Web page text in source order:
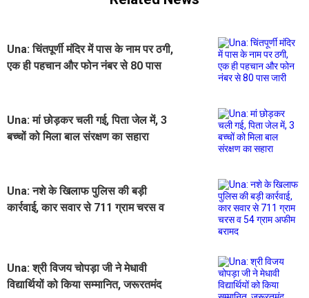
Una: चिंतपूर्णी मंदिर में पास के नाम पर ठगी,
एक ही पहचान और फोन नंबर से 80 पास
Una: मां छोड़कर चली गई, पिता जेल में, 3
बच्चों को मिला बाल संरक्षण का सहारा
Una: नशे के ​खिलाफ पुलिस की बड़ी
कार्रवाई, कार सवार से 711 ग्राम चरस व
​Una: श्री विजय चोपड़ा जी ने मेधावी
विद्यार्थियों को किया सम्मानित, जरूरतमंद